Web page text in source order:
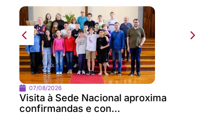
07/08/2026
Visita à Sede Nacional aproxima
confirmandas e con...